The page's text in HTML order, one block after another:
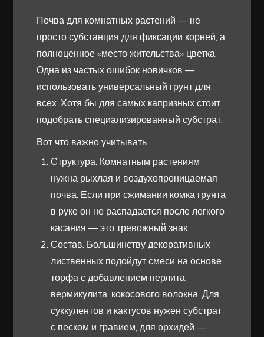
Почва для комнатных растений — не
просто субстанция для фиксации корней, а
полноценное «место жительства» цветка.
Одна из частых ошибок новичков —
использовать универсальный грунт для
всех. Хотя бы для самых капризных стоит
подобрать специализированный субстрат.
Вот что важно учитывать:
Структура. Комнатным растениям
нужна рыхлая и воздухопроницаемая
почва. Если при сжимании комка грунта
в руке он не распадается после легкого
касания — это тревожный знак.
Состав. Большинству декоративных
лиственных подойдут смеси на основе
торфа с добавлением перлита,
вермикулита, кокосового волокна. Для
суккулентов и кактусов нужен субстрат
с песком и гравием, для орхидей —